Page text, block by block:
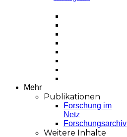
Mehr
Publikationen
Forschung im
Netz
Forschungsarchiv
Weitere Inhalte